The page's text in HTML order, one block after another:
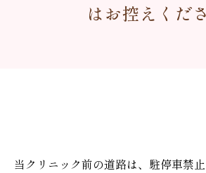
はお控えくだ
当クリニック前の道路は、駐停車禁